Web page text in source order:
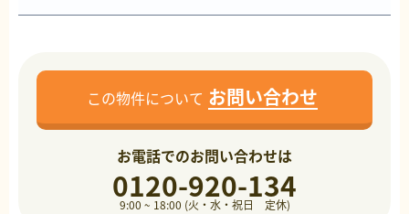
この物件について お問い合わせ
お電話でのお問い合わせは
0120-920-134
9:00 ~ 18:00 (火・水・祝日 定休)